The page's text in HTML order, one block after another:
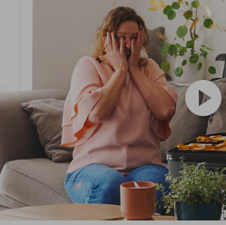
play_circle